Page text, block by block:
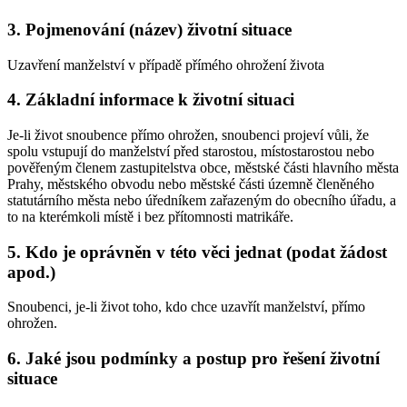
3. Pojmenování (název) životní situace
Uzavření manželství v případě přímého ohrožení života
4. Základní informace k životní situaci
Je-li život snoubence přímo ohrožen, snoubenci projeví vůli, že
spolu vstupují do manželství před starostou, místostarostou nebo
pověřeným členem zastupitelstva obce, městské části hlavního města
Prahy, městského obvodu nebo městské části územně členěného
statutárního města nebo úředníkem zařazeným do obecního úřadu, a
to na kterémkoli místě i bez přítomnosti matrikáře.
5. Kdo je oprávněn v této věci jednat (podat žádost
apod.)
Snoubenci, je-li život toho, kdo chce uzavřít manželství, přímo
ohrožen.
6. Jaké jsou podmínky a postup pro řešení životní
situace